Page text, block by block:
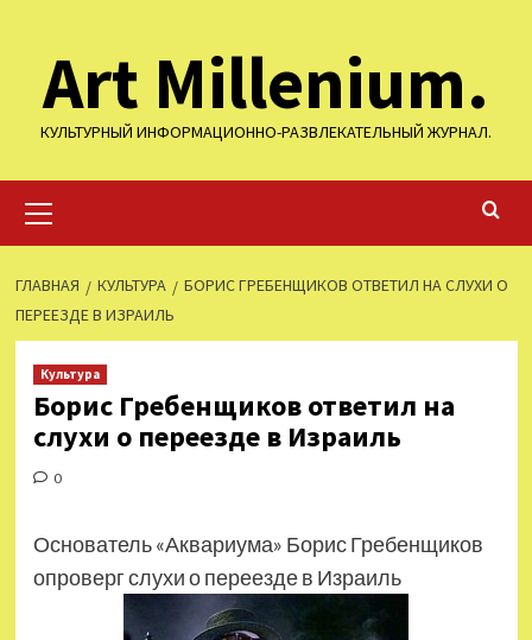
содержимому
Art Millenium.
КУЛЬТУРНЫЙ ИНФОРМАЦИОННО-РАЗВЛЕКАТЕЛЬНЫЙ ЖУРНАЛ.
меню
ГЛАВНАЯ КУЛЬТУРА
БОРИС ГРЕБЕНЩИКОВ ОТВЕТИЛ НА СЛУХИ О
ПЕРЕЕЗДЕ В ИЗРАИЛЬ
Культура
Борис Гребенщиков ответил на
слухи о переезде в Израиль
0
Основатель «Аквариума» Борис Гребенщиков
опроверг слухи о переезде в Израиль